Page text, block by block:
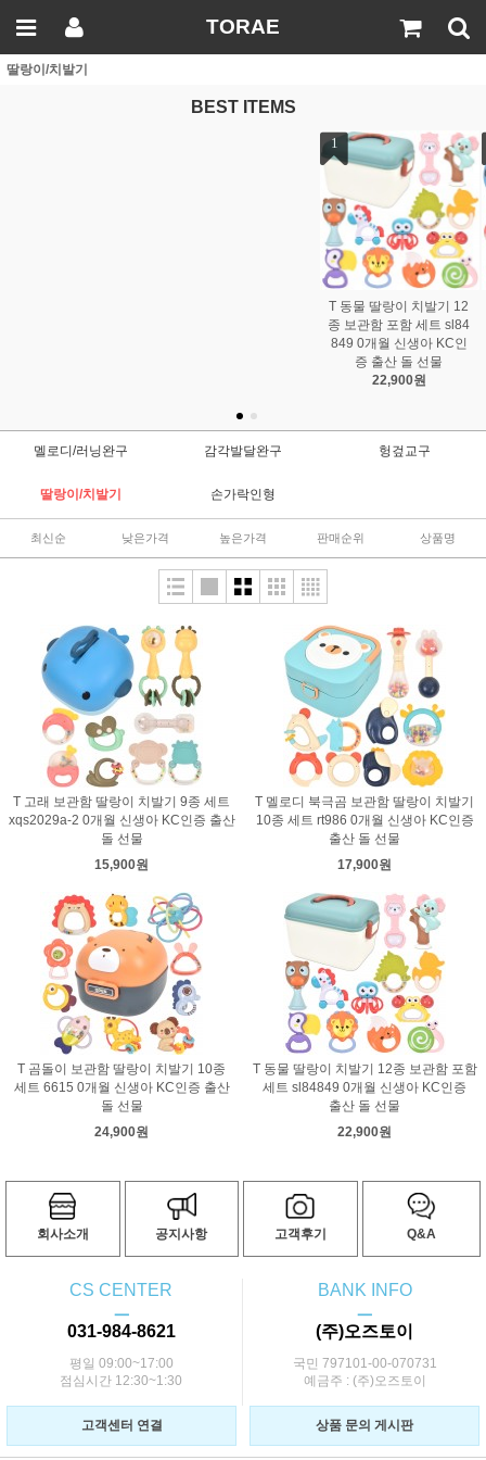
TORAE
딸랑이/치발기
BEST ITEMS
T 멜로디 북극곰 보관함
딸랑이 치발기 10종 세트
rt986 0개월 신생아 KC인
증 출산 돌 선물
17,900원
4
T 곰
치발기
개월 신
멜로디/러닝완구 감각발달완구 헝겊교구
딸랑이/치발기 손가락인형
최신순 낮은가격 높은가격 판매순위 상품명
T 고래 보관함 딸랑이 치발기 9종 세트
xqs2029a-2 0개월 신생아 KC인증 출산
돌 선물
15,900원
T 멜로디 북극곰 보관함 딸랑이 치발기
10종 세트 rt986 0개월 신생아 KC인증
출산 돌 선물
17,900원
T 곰돌이 보관함 딸랑이 치발기 10종
세트 6615 0개월 신생아 KC인증 출산
돌 선물
24,900원
T 동물 딸랑이 치발기 12종 보관함 포함
세트 sl84849 0개월 신생아 KC인증
출산 돌 선물
22,900원
회사소개 공지사항 고객후기 Q&A
CS CENTER
ㅡ
031-984-8621
평일 09:00~17:00
점심시간 12:30~1:30
BANK INFO
ㅡ
(주)오즈토이
국민 797101-00-070731
예금주 : (주)오즈토이
고객센터 연결 상품 문의 게시판